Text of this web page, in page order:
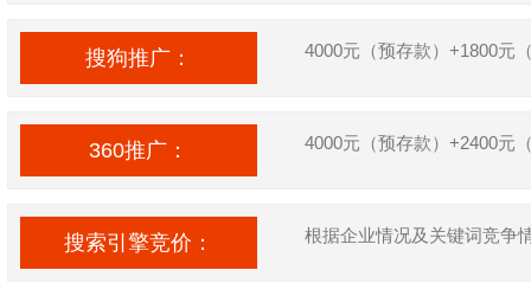
搜狗推广： 4000元（预存款）+1800元
360推广： 4000元（预存款）+2400元
搜索引擎竞价： 根据企业情况及关键词竞争